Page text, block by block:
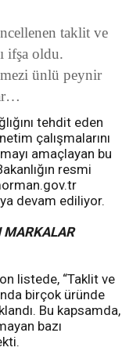
taklit ve
ifşa oldu.
ünlü peynir
tehdit eden
çalışmalarını
amaçlayan bu
resmi
devam ediliyor.
MARKALAR
listede, “Taklit ve
birçok üründe
Bu kapsamda,
bazı